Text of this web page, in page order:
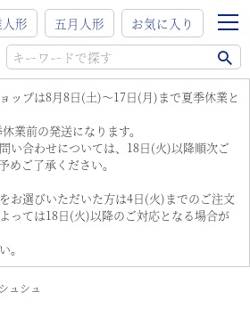
形 五月人形 お気に入り
プは8月8日(土)～17日(月)まで夏季休業と
業前の発送になります。
い合わせについては、18日(火)以降順次ご
めご了承ください。
お選びいただいた方は4日(火)までのご注文
っては18日(火)以降のご対応となる場合が
。
ュシュ